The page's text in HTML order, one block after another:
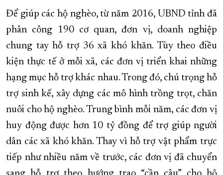
Để giúp các hộ nghèo, từ năm 2016, UBND tỉnh đã
phân công 190 cơ quan, đơn vị, doanh nghiệp
chung tay hỗ trợ 36 xã khó khăn. Tùy theo điều
kiện thực tế ở mỗi xã, các đơn vị triển khai những
hạng mục hỗ trợ khác nhau. Trong đó, chú trọng hỗ
trợ sinh kế, xây dựng các mô hình trồng trọt, chăn
nuôi cho hộ nghèo. Trung bình mỗi năm, các đơn vị
huy động được hơn 10 tỷ đồng để trợ giúp người
dân các xã khó khăn. Thay vì hỗ trợ vật phẩm trực
tiếp như nhiều năm về trước, các đơn vị đã chuyển